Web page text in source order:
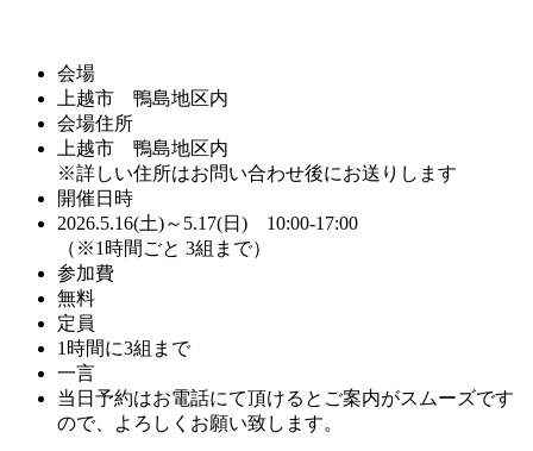
会場
上越市 鴨島地区内
会場住所
上越市 鴨島地区内
※詳しい住所はお問い合わせ後にお送りします
開催日時
2026.5.16(土)～5.17(日) 10:00-17:00
（※1時間ごと 3組まで）
参加費
無料
定員
1時間に3組まで
一言
当日予約はお電話にて頂けるとご案内がスムーズです
ので、よろしくお願い致します。